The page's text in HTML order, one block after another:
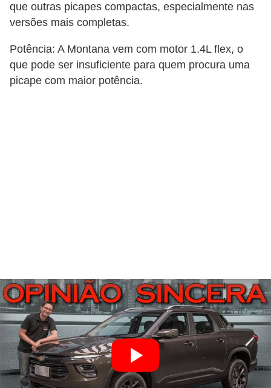
que outras picapes compactas, especialmente nas
versões mais completas.
Potência: A Montana vem com motor 1.4L flex, o
que pode ser insuficiente para quem procura uma
picape com maior potência.